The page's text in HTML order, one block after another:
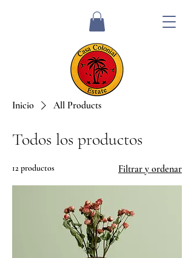
Inicio All Products
Todos los productos
12 productos Filtrar y ordenar